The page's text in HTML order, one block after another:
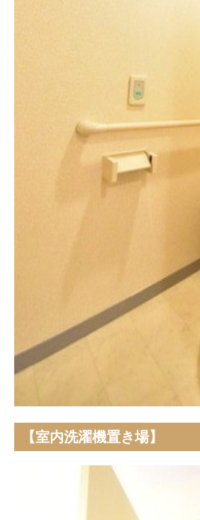
【室内洗濯機置き場】